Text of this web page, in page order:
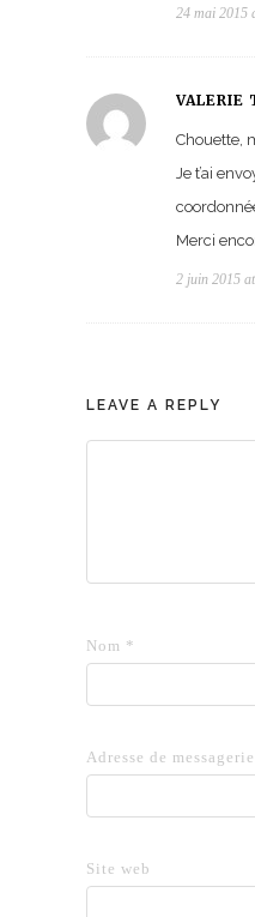
24 mai 2015
VALÉRIE
Chouette,
Je t’ai
Merci
2 juin 2015
LEAVE A REPLY
Nom *
Adresse de messagerie
Site web